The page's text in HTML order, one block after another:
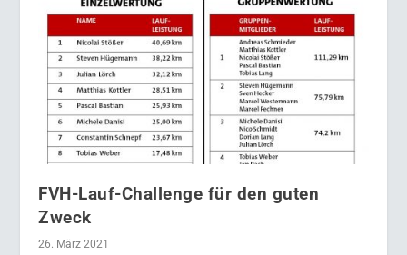
FVH-Lauf-Challenge für den guten
Zweck
26. März 2021